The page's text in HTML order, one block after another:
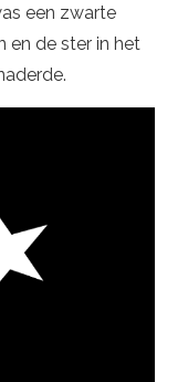
een zwarte
en de ster in het